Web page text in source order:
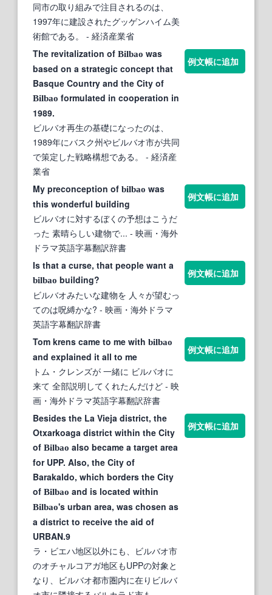
同市の取り組みで注目されるのは、
1997年に建設されたグッゲンハイム美
術館である。
- 経済産業省
The revitalization of Bilbao was
based on a strategic concept that
Basque Country and the City of
Bilbao formulated in cooperation in
1989.
ビルバオ再生の基礎になったのは、
1989年にバスク州やビルバオ市が共同
で策定した戦略構想である。
- 経済産
業省
例文帳に追加
My preconception of bilbao was
this wonderful building
ビルバオに対するぼくの予想はこうだ
った 素晴らしい建物で... - 映画・海外
ドラマ英語字幕翻訳辞書
例文帳に追加
Is that a curse, that people want a
bilbao building?
ビルバオみたいな建物を 人々が望むっ
てのは呪縛かな? - 映画・海外ドラマ
英語字幕翻訳辞書
例文帳に追加
Tom krens came to me with bilbao
and explained it all to me
トム・クレンズが 一緒に ビルバオに
来て 全部説明してくれたんだけど - 映
画・海外ドラマ英語字幕翻訳辞書
例文帳に追加
Besides the La Vieja district, the
Otxarkoaga district within the City
of Bilbao also became a target area
for UPP. Also, the City of
Barakaldo, which borders the City
of Bilbao and is located within
Bilbao's urban area, was chosen as
a district to receive the aid of
URBAN.9
ラ・ビエハ地区以外にも、ビルバオ市
のオチャルコアガ地区もUPPの対象と
なり、ビルバオ都市圏内に在りビルバ
例文帳に追加